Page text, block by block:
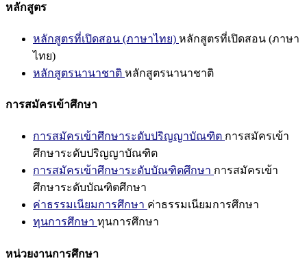
หลักสูตร
หลักสูตรที่เปิดสอน (ภาษาไทย) หลักสูตรที่เปิดสอน (ภาษา
ไทย)
หลักสูตรนานาชาติ หลักสูตรนานาชาติ
การสมัครเข้าศึกษา
การสมัครเข้าศึกษาระดับปริญญาบัณฑิต การสมัครเข้า
ศึกษาระดับปริญญาบัณฑิต
การสมัครเข้าศึกษาระดับบัณฑิตศึกษา การสมัครเข้า
ศึกษาระดับบัณฑิตศึกษา
ค่าธรรมเนียมการศึกษา ค่าธรรมเนียมการศึกษา
ทุนการศึกษา ทุนการศึกษา
หน่วยงานการศึกษา